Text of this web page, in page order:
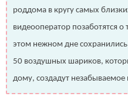
роддома в кругу самых
видеооператор позаботятся
этом нежном дне
50 воздушных шариков,
дому, создадут незабываемое